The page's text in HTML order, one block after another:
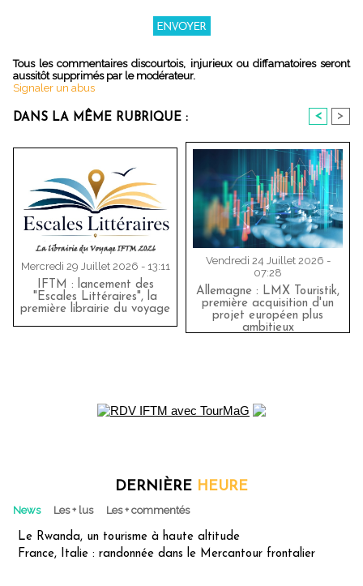
Tous les commentaires discourtois, injurieux ou diffamatoires seront
aussitôt supprimés par le modérateur.
Signaler un abus
DANS LA MÊME RUBRIQUE : < >
Mercredi 29 Juillet 2026 - 13:11
IFTM : lancement des
"Escales Littéraires", la
première librairie du voyage
Vendredi 24 Juillet 2026 -
07:28
Allemagne : LMX Touristik,
première acquisition d'un
projet européen plus
ambitieux
DERNIÈRE HEURE
News Les + lus Les + commentés
Le Rwanda, un tourisme à haute altitude
France, Italie : randonnée dans le Mercantour frontalier